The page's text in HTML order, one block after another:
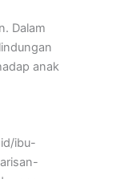
Dalam
anak
ibu-